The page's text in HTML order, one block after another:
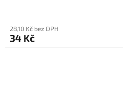
28,10 Kč bez DPH
34 Kč